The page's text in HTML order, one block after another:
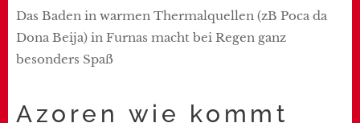
Das Baden in warmen Thermalquellen (zB Poca da
Dona Beija) in Furnas macht bei Regen ganz
besonders Spaß
Azoren wie kommt